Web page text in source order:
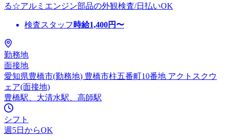
る☆アルミエンジン部品の外観検査/日払いOK
検査スタッフ 時給1,400円〜
勤務地
面接地
愛知県豊橋市(勤務地) 豊橋市柱五番町10番地 アクトスクウ
ェア(面接地)
豊橋駅、大清水駅、高師駅
シフト
週5日からOK